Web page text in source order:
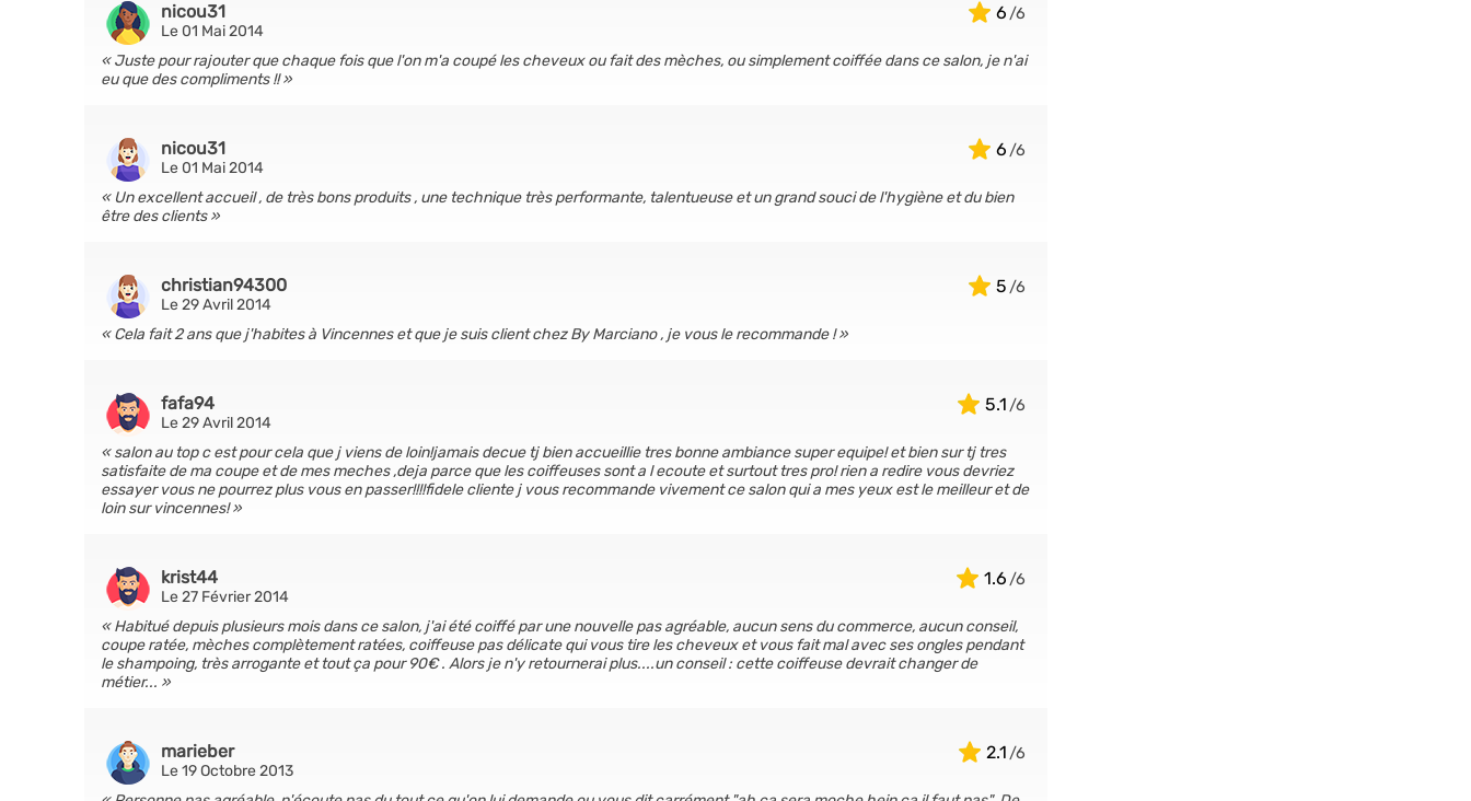
6
nicou31
Le 01 Mai 2014
Juste pour rajouter que chaque fois que l'on m'a coupé les cheveux ou fait des mèches, ou simplement coiffée dans ce salon, je n'ai
eu que des compliments !!
6
nicou31
Le 01 Mai 2014
Un excellent accueil , de très bons produits , une technique très performante, talentueuse et un grand souci de l'hygiène et du bien
être des clients
5
christian94300
Le 29 Avril 2014
Cela fait 2 ans que j'habites à Vincennes et que je suis client chez By Marciano , je vous le recommande !
5.1
fafa94
Le 29 Avril 2014
salon au top c est pour cela que j viens de loin!jamais decue tj bien accueillie tres bonne ambiance super equipe! et bien sur tj tres
satisfaite de ma coupe et de mes meches ,deja parce que les coiffeuses sont a l ecoute et surtout tres pro! rien a redire vous devriez
essayer vous ne pourrez plus vous en passer!!!!fidele cliente j vous recommande vivement ce salon qui a mes yeux est le meilleur et de
loin sur vincennes!
1.6
krist44
Le 27 Février 2014
Habitué depuis plusieurs mois dans ce salon, j'ai été coiffé par une nouvelle pas agréable, aucun sens du commerce, aucun conseil,
coupe ratée, mèches complètement ratées, coiffeuse pas délicate qui vous tire les cheveux et vous fait mal avec ses ongles pendant
le shampoing, très arrogante et tout ça pour 90€ . Alors je n'y retournerai plus....un conseil : cette coiffeuse devrait changer de
métier...
2.1
marieber
Le 19 Octobre 2013